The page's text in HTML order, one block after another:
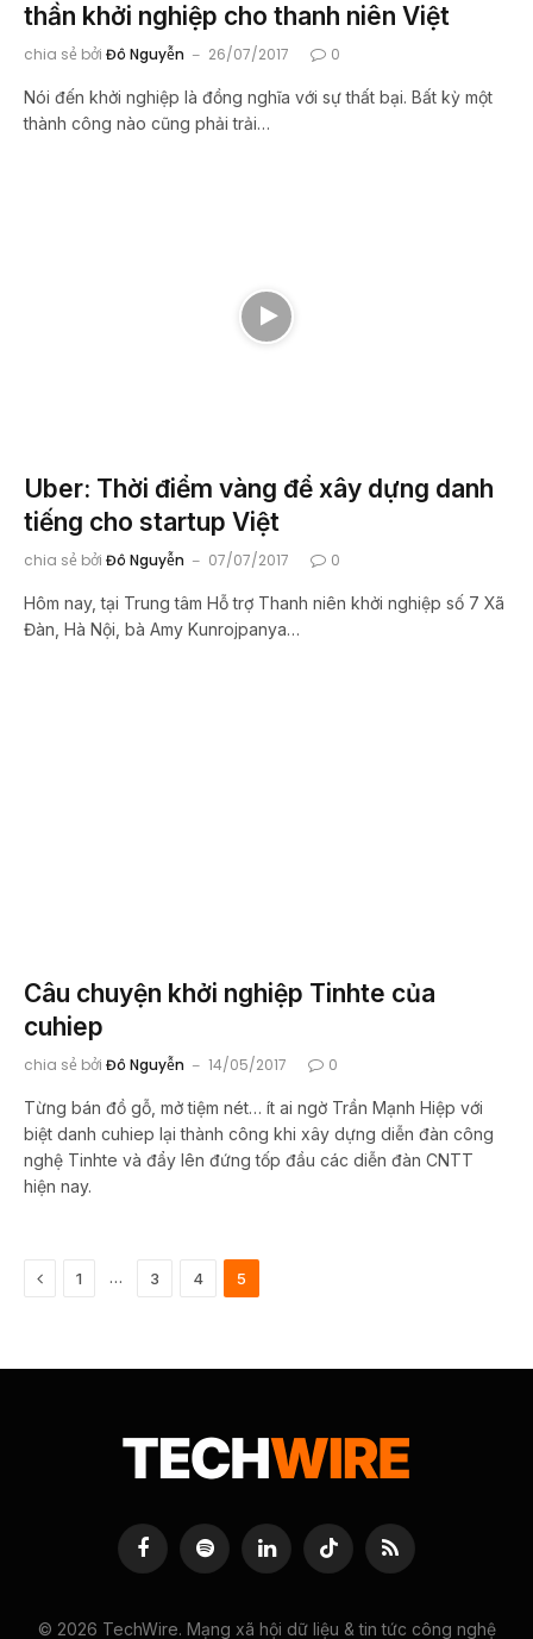
thần khởi nghiệp cho thanh niên Việt
chia sẻ bởi Đô Nguyễn 26/07/2017 0
Nói đến khởi nghiệp là đồng nghĩa với sự thất bại. Bất kỳ một
thành công nào cũng phải trải…
Uber: Thời điểm vàng để xây dựng danh
tiếng cho startup Việt
chia sẻ bởi Đô Nguyễn 07/07/2017 0
Hôm nay, tại Trung tâm Hỗ trợ Thanh niên khởi nghiệp số 7 Xã
Đàn, Hà Nội, bà Amy Kunrojpanya…
Câu chuyện khởi nghiệp Tinhte của
cuhiep
chia sẻ bởi Đô Nguyễn 14/05/2017 0
Từng bán đồ gỗ, mở tiệm nét… ít ai ngờ Trần Mạnh Hiệp với
biệt danh cuhiep lại thành công khi xây dựng diễn đàn công
nghệ Tinhte và đẩy lên đứng tốp đầu các diễn đàn CNTT
hiện nay.
Previous
1 … 3 4 5
FacebookSpotify LinkedInTikTok RSS
© 2026 TechWire. Mạng xã hội dữ liệu & tin tức công nghệ